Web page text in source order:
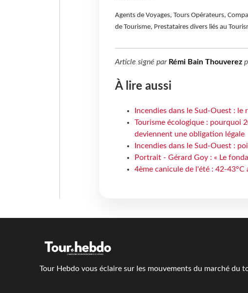
Agents de Voyages, Tours Opérateurs,
de Tourisme, Prestataires divers liés au
Article signé par Rémi Bain Thouverez
À lire aussi
Incendies dans le Sud-Ouest : le
Tourisme écologique : pourquoi
deviennent une obligation légale
Incendies dans le Sud-Ouest :
Portrait - Gérard Goy : « Le
4ème canicule de l'été : 42-
Tour Hebdo vous éclaire sur les mouvements du marché du